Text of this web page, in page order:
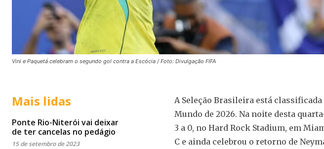
Vini e Paquetá celebram o segundo gol contra a Escócia / Foto: Divulgação FIFA
Mais lidas
Ponte Rio-Niterói vai deixar
de ter cancelas no pedágio
15 de setembro de 2023
A Seleção Brasileira está classificada
Mundo de 2026. Na noite desta
3 a 0, no Hard Rock Stadium, em
C e ainda celebrou o retorno de